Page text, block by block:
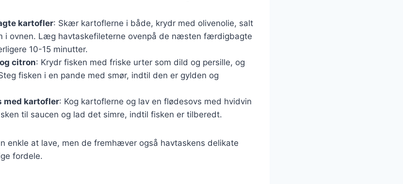
kartofler: Skær kartoflerne i både, krydr med olivenolie, salt
i ovnen. Læg havtaskefileterne ovenpå de næsten færdigbagte
10-15 minutter.
citron: Krydr fisken med friske urter som dild og persille, og
fisken i en pande med smør, indtil den er gylden og
med kartofler: Kog kartoflerne og lav en flødesovs med hvidvin
til saucen og lad det simre, indtil fisken er tilberedt.
enkle at lave, men de fremhæver også havtaskens delikate
fordele.